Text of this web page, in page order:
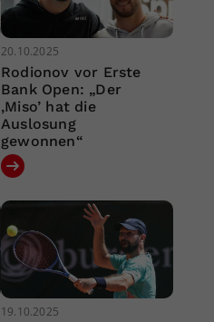
20.10.2025
Rodionov vor Erste
Bank Open: „Der
‚Miso’ hat die
Auslosung
gewonnen“
19.10.2025